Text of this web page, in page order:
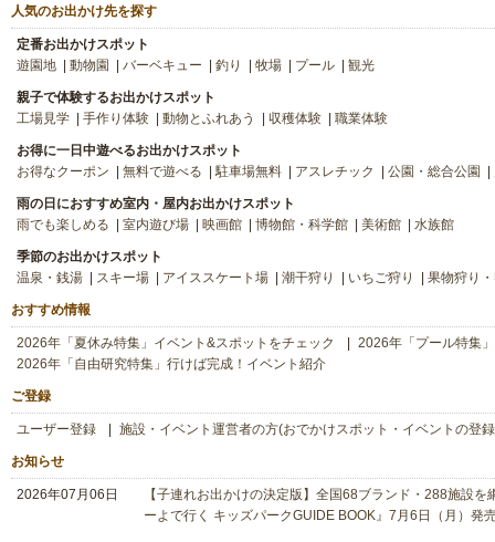
人気のお出かけ先を探す
定番お出かけスポット
遊園地
動物園 バーベキュー 釣り 牧場 プール 観光
親子で体験するお出かけスポット
工場見学
手作り体験 動物とふれあう 収穫体験 職業体験
お得に一日中遊べるお出かけスポット
お得なクーポン
無料で遊べる 駐車場無料 アスレチック 公園・総合公園
雨の日におすすめ室内・屋内お出かけスポット
雨でも楽しめる
室内遊び場 映画館 博物館・科学館 美術館 水族館
季節のお出かけスポット
温泉・銭湯
スキー場 アイススケート場 潮干狩り いちご狩り 果物狩り
おすすめ情報
2026年「夏休み特集」イベント&スポットをチェック
2026年「プール特集
2026年「自由研究特集」行けば完成！イベント紹介
ご登録
ユーザー登録 施設・イベント運営者の方(おでかけスポット・イベントの登
お知らせ
2026年07月06日
【子連れお出かけの決定版】全国68ブランド・288施設
ーよで行く キッズパークGUIDE BOOK』7月6日（月）発